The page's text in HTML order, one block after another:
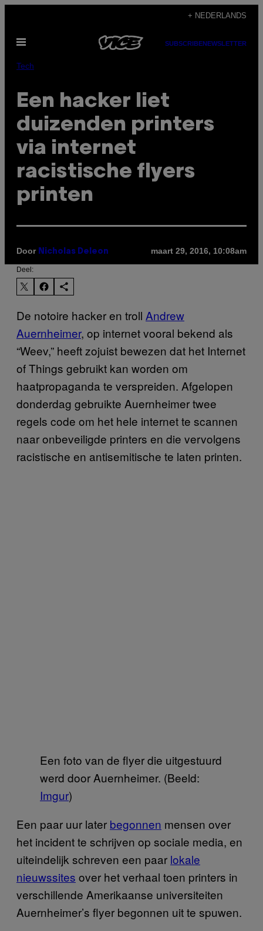
de
inhoud
+ NEDERLANDS
Open
SUBSCRIBENEWSLETTER
Tech
Een hacker liet
duizenden printers
via internet
racistische flyers
printen
Door Nicholas Deleon maart 29, 2016, 10:08am
Deel:
De notoire hacker en troll Andrew
Auernheimer, op internet vooral bekend als
“Weev,” heeft zojuist bewezen dat het Internet
of Things gebruikt kan worden om
haatpropaganda te verspreiden. Afgelopen
donderdag gebruikte Auernheimer twee
regels code om het hele internet te scannen
naar onbeveiligde printers en die vervolgens
racistische en antisemitische te laten printen.
Een foto van de flyer die uitgestuurd
werd door Auernheimer. (Beeld:
Imgur)
Een paar uur later begonnen mensen over
het incident te schrijven op sociale media, en
uiteindelijk schreven een paar lokale
nieuwssites over het verhaal toen printers in
verschillende Amerikaanse universiteiten
Auernheimer’s flyer begonnen uit te spuwen.